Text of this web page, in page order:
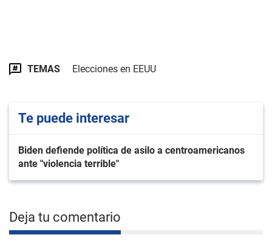
TEMAS Elecciones en EEUU
Te puede interesar
Biden defiende política de asilo a centroamericanos
ante "violencia terrible"
Deja tu comentario